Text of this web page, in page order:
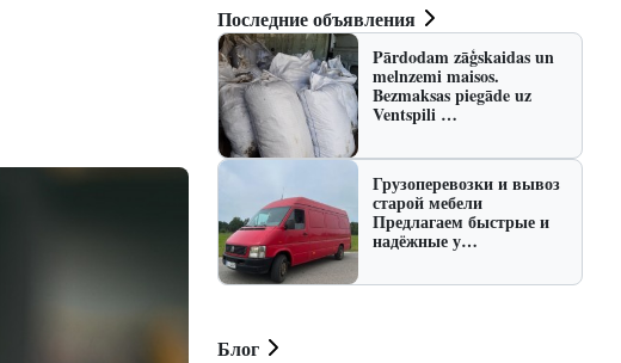
Последние объявления
Pārdodam zāģskaidas un
melnzemi maisos.
Bezmaksas piegāde uz
Ventspili …
Грузоперевозки и вывоз
старой мебели
Предлагаем быстрые и
надёжные у…
Блог